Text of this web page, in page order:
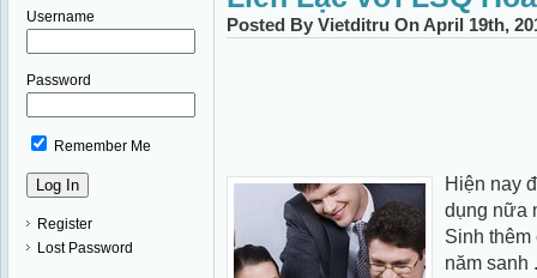
Username
Password
Remember Me
Register
Lost Password
Posted By Vietditru On April 19th,
Hiện nay
dụng nữa
Sinh thêm
năm sanh